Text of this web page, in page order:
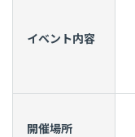
イベント内容
開催場所